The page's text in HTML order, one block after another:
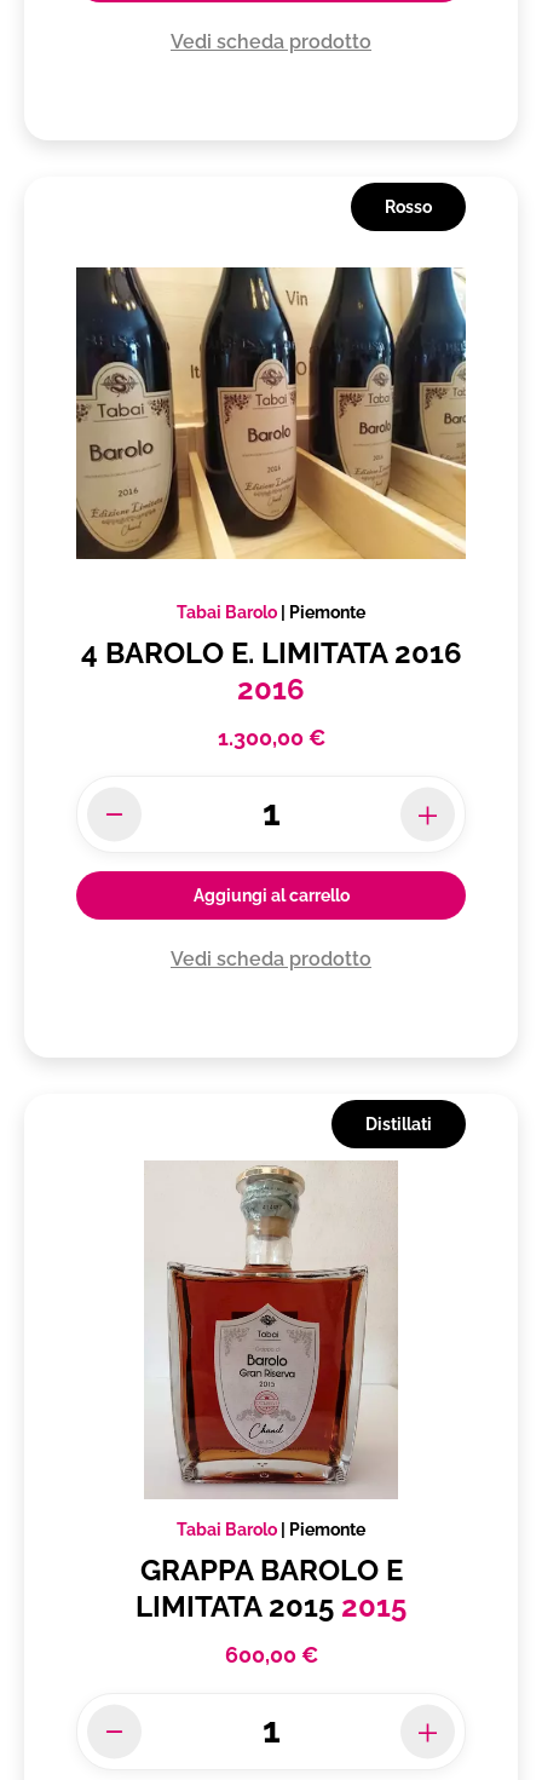
Vedi scheda prodotto
Rosso
Tabai Barolo Piemonte
4 BAROLO E. LIMITATA 2016
2016
1.300,00 €
Aggiungi al carrello
Vedi scheda prodotto
Distillati
Tabai Barolo Piemonte
GRAPPA BAROLO E
LIMITATA 2015 2015
600,00 €